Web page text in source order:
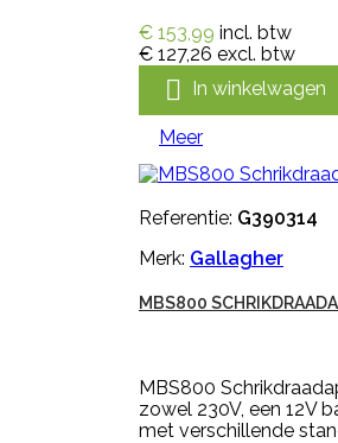
€ 153,99 incl. btw
€ 127,26 excl. btw
 In winkelwagen
Meer
Referentie: G390314
Merk: Gallagher
MBS800
MBS800
zowel 230V, een 12V
met verschillende